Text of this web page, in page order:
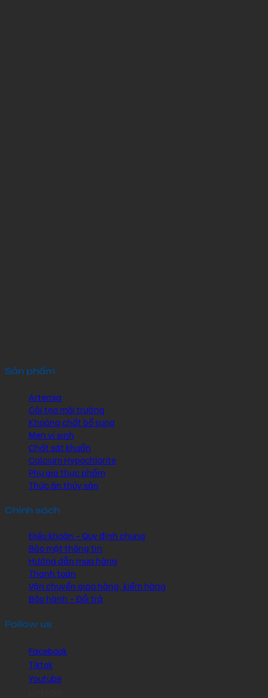
Sản phẩm
Artemia
Cải tạo môi trường
Khoáng chất bổ sung
Men vi sinh
Chất sát khuẩn
Calcium Hypochlorite
Phụ gia thực phẩm
Thức ăn thủy sản
Chính sách
Điều khoản - Quy định chung
Bảo mật thông tin
Hướng dẫn mua hàng
Thanh toán
Vận chuyển giao hàng, kiểm hàng
Bảo hành - Đổi trả
Follow us
Facebook
Tiktok
Youtube